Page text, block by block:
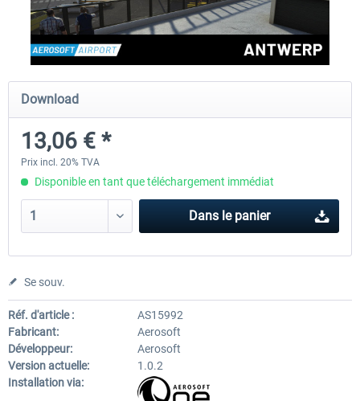
Aerosoft Airport Cologne/Bonn
18,10 € *
sim-wings Hamburg
Download
13,06 € *
Prix incl. 20% TVA
Disponible en tant que téléchargement immédiat
Dans le panier
Se souv.
Réf. d'article :
AS15992
Fabricant:
Aerosoft
Développeur:
Aerosoft
Version actuelle:
1.0.2
Installation via: